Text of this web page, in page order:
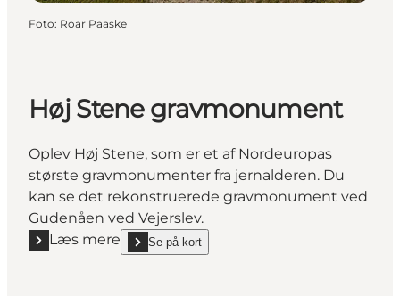
Foto: Roar Paaske
Høj Stene gravmonument
Oplev Høj Stene, som er et af Nordeuropas
største gravmonumenter fra jernalderen. Du
kan se det rekonstruerede gravmonument ved
Gudenåen ved Vejerslev.
Læs mere
Læs mere "Høj Stene gravmonument"
Se på kort
show Høj Stene gravmonument on_map